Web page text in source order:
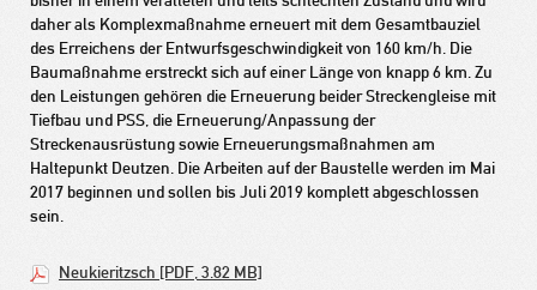
daher als Komplexmaßnahme erneuert mit dem Gesamtbauziel
des Erreichens der Entwurfsgeschwindigkeit von 160 km/h. Die
Baumaßnahme erstreckt sich auf einer Länge von knapp 6 km. Zu
den Leistungen gehören die Erneuerung beider Streckengleise mit
Tiefbau und PSS, die Erneuerung/Anpassung der
Streckenausrüstung sowie Erneuerungsmaßnahmen am
Haltepunkt Deutzen. Die Arbeiten auf der Baustelle werden im Mai
2017 beginnen und sollen bis Juli 2019 komplett abgeschlossen
sein.
Neukieritzsch [PDF, 3.82 MB]